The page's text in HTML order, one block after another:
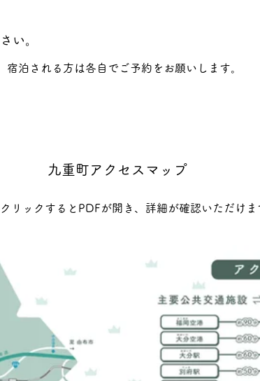
い。
泊される方は各自でご予約をお願いします。
​九重町アクセスマップ
リックするとPDFが開き、詳細が確認いただけま